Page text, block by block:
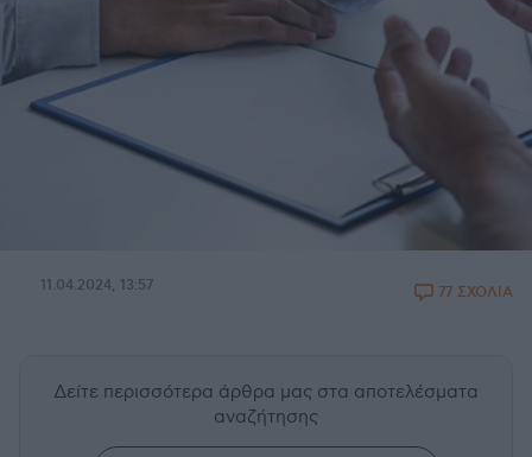
11.04.2024, 13:57 77 ΣΧΟΛΙΑ
Δείτε περισσότερα άρθρα μας στα αποτελέσματα
αναζήτησης